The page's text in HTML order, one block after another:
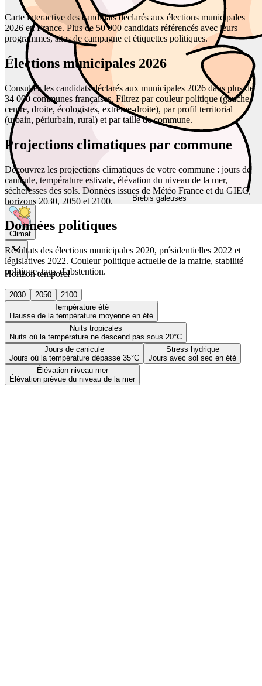
Brebis galeuses
Climat
Horizon temporel
2030 2050
2100
Température été
Hausse de la température moyenne en été
Nuits tropicales
Nuits où la température ne descend pas sous 20°C
Jours de canicule
Jours où la température dépasse 35°C
Stress hydrique
Jours avec sol sec en été
Élévation niveau mer
Élévation prévue du niveau de la mer
Carte interactive des candidats déclarés aux élections municipales
2026 en France. Plus de 50 000 candidats référencés avec leurs
programmes, sites de campagne et étiquettes politiques.
Élections municipales 2026
Consultez les candidats déclarés aux municipales 2026 dans plus de
34 000 communes françaises. Filtrez par couleur politique (gauche,
centre, droite, écologistes, extrême-droite), par profil territorial
(urbain, périurbain, rural) et par taille de commune.
Projections climatiques par commune
Découvrez les projections climatiques de votre commune : jours de
canicule, température estivale, élévation du niveau de la mer,
sécheresses des sols. Données issues de Météo France et du GIEC,
horizons 2030, 2050 et 2100.
Données politiques
Résultats des élections municipales 2020, présidentielles 2022 et
législatives 2022. Couleur politique actuelle de la mairie, stabilité
politique, taux d'abstention.